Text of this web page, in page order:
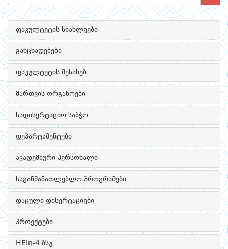
ფაკულტეტის სიახლეები
განცხადებები
ფაკულტეტის შესახებ
მართვის ორგანოები
სადისერტაციო საბჭო
დეპარტამენტები
აკადემიური პერსონალი
საგანმანათლებლო პროგრამები
დაცული დისერტაციები
პროექტები
HEIn-4 ბსუ